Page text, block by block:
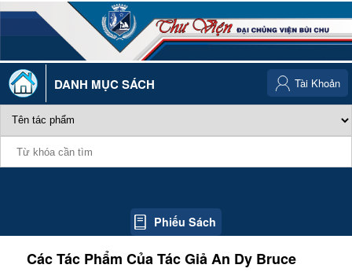
DANH MỤC SÁCH
Phiếu Sách
Tài Khoản
Các Tác Phẩm Của Tác GiảAn Dy Bruce